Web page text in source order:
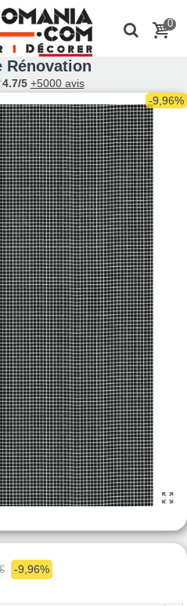
0
Rénovation
4.7/5 +5000 avis
-9,96%
-9,96%